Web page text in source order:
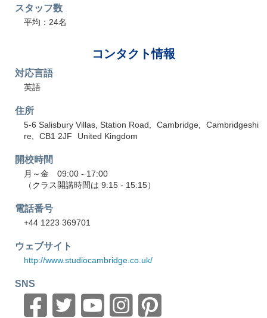
スタッフ数
平均：24名
コンタクト情報
対応言語
英語
住所
5-6 Salisbury Villas, Station Road Cambridge
Cambridgeshi
re
CB1 2JF United Kingdom
開校時間
月～金 09:00 - 17:00
（クラス開講時間は 9:15 - 15:15）
電話番号
+44 1223 369701
ウェブサイト
http://www.studiocambridge.co.uk/
SNS